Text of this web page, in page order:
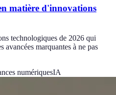
matière d'innovations
technologiques de 2026 qui
marquantes à ne pas
numériquesIA